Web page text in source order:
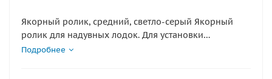
Якорный ролик, средний, светло-серый Якорный
ролик для надувных лодок. Для установки
рекомендуется приобрести двухкомпонентный клей.
Подробнее